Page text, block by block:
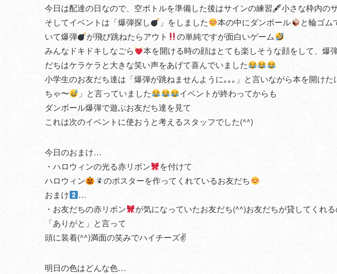
今日は配達の日なので、空ボトルを準備した後はサインの練習🖋小さな枠内の
そしてイベントは「爆弾探し
」をしました 本の中にダンボール
と輪ゴム
いて爆弾
が飛び跳ねたらアウト
の単純ですが面白いゲーム
みんなドキドキしなごら
本を開ける時の顔はとても楽しそうな顔をして、爆
だちはケラケラと大きな笑い声をあげて喜んでいました
小学生のお友だち達は「爆弾が跳ねませんように｡｡｡」と言いながら本を開け
ちゃ〜
」と言っていました
イベントが終わってからも
ダンボール爆弾で遊ぶお友だち達を見て
これは次のイベントに使おうと考えるスタッフでした(^^)
今日のおまけ…
・ハロウィンの光る赤リボン
を付けて
ハロウィン
のポスターを作ってくれているお友だち
おまけ
…
・お友だちの赤リボン
が気になっていたお友だち(^^)お友だちが貸してくれ
「ありがと」と言って
頭に装着(^^)満面の笑みでハイチーズ✌️
明日の色はどんな色…